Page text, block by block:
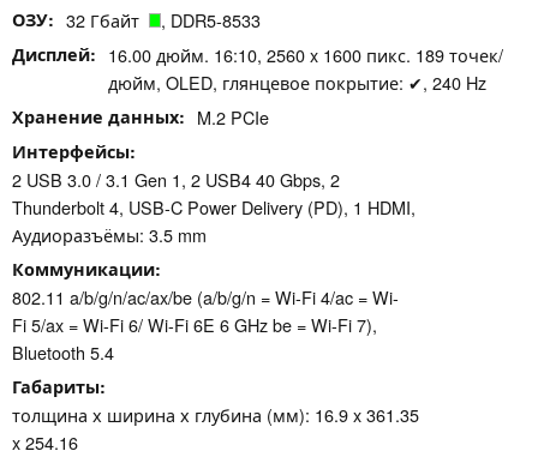
ОЗУ 32 Гбайт , DDR5-8533
Дисплей
16.00 дюйм. 16:10, 2560 x 1600 пикс. 189 точек/
дюйм, OLED, глянцевое покрытие: ✔, 240 Hz
Хранение данных M.2 PCIe
Интерфейсы
2 USB 3.0 / 3.1 Gen 1, 2 USB4 40 Gbps, 2
Thunderbolt 4, USB-C Power Delivery (PD), 1 HDMI,
Аудиоразъёмы: 3.5 mm
Коммуникации
802.11 a/​b/​g/​n/​ac/​ax/​be (a/b/g/n = Wi-Fi 4/ac = Wi-
Fi 5/ax = Wi-Fi 6/ Wi-Fi 6E 6 GHz be = Wi-Fi 7),
Bluetooth 5.4
Габариты
толщина х ширина х глубина (мм): 16.9 x 361.35
x 254.16